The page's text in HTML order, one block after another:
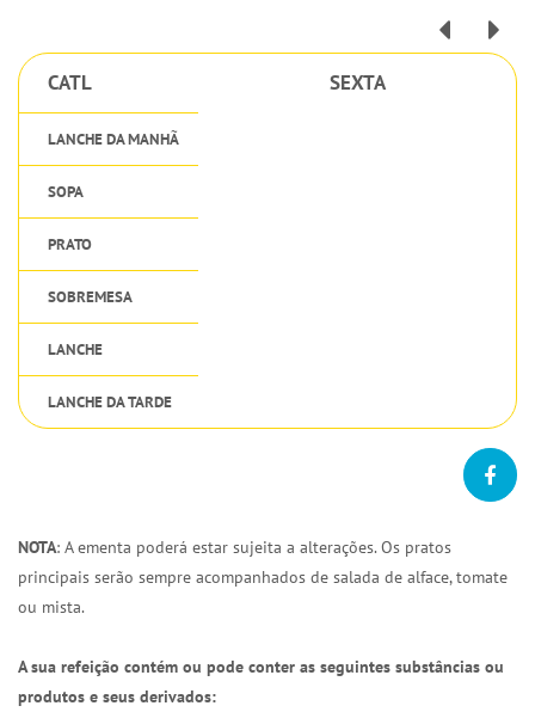
CATL SEXTA
LANCHE DA MANHÃ
SOPA
PRATO
SOBREMESA
LANCHE
LANCHE DA TARDE
NOTA: A ementa poderá estar sujeita a alterações. Os pratos
principais serão sempre acompanhados de salada de alface, tomate
ou mista.
A sua refeição contém ou pode conter as seguintes substâncias ou
produtos e seus derivados: